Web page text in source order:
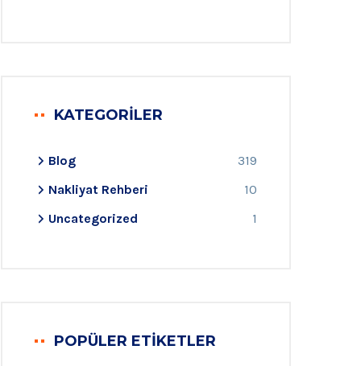
KATEGORILER
Blog
319
Nakliyat Rehberi
10
Uncategorized
1
POPÜLER ETIKETLER